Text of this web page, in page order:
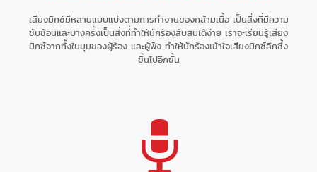
เสียงมิกซ์มีหลายแบบแบ่งตามการทำงานของกล้ามเนื้อ เป็นสิ่งที่มีความ
ซับซ้อนและบางครั้งเป็นสิ่งที่ทำให้นักร้องสับสนได้ง่าย เราจะเรียนรู้เสียง
มิกซ์จากทั้งในมุมของผู้ร้อง และผู้ฟัง ทำให้นักร้องเข้าใจเสียงมิกซ์ลึกซึ้ง
ขึ้นไปอีกขั้น